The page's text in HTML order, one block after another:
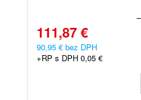
111,87 €
90,95 € bez DPH
+RP s DPH 0,05 €